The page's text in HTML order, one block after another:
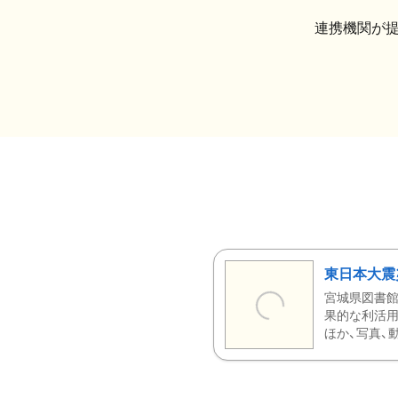
連携機関が
東日本大
宮城県図書
果的な利活
ほか、写真、